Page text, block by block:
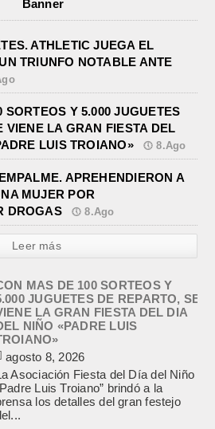
ATHLETIC JUEGA EL
TRIUNFO NOTABLE ANTE
SORTEOS Y 5.000 JUGUETES
VIENE LA GRAN FIESTA DEL
LUIS TROIANO»
8.Ago
APREHENDIERON A
MUJER POR
DROGAS
8.Ago
Leer más
MAS DE 100 SORTEOS Y
JUGUETES DE REPARTO, SE
LA GRAN FIESTA DEL DIA
NIÑO «PADRE LUIS
agosto 8, 2026
Asociación Fiesta del Día del Niño
Luis Troiano” brindó a la
los detalles del gran festejo